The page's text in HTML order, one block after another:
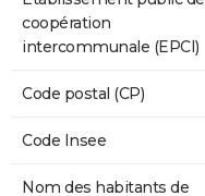
coopération
intercommunale (EPCI)
Code postal (CP)
Code Insee
Nom des habitants de